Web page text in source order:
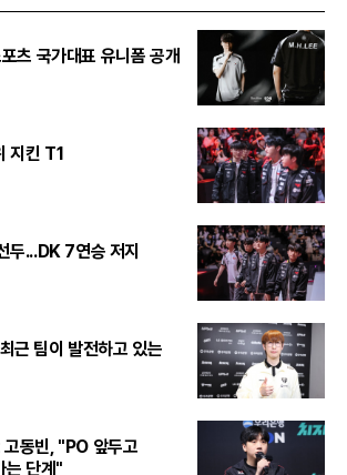
츠 국가대표 유니폼 공개
지킨 T1
두...DK 7연승 저지
근 팀이 발전하고 있는
동빈, "PO 앞두고
는 단계"